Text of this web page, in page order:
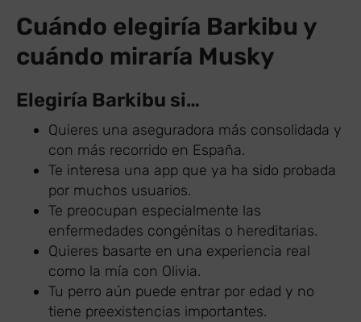
Cuándo elegiría Barkibu y
cuándo miraría Musky
Elegiría Barkibu si…
Quieres una aseguradora más consolidada y
con más recorrido en España.
Te interesa una app que ya ha sido probada
por muchos usuarios.
Te preocupan especialmente las
enfermedades congénitas o hereditarias.
Quieres basarte en una experiencia real
como la mía con Olivia.
Tu perro aún puede entrar por edad y no
tiene preexistencias importantes.